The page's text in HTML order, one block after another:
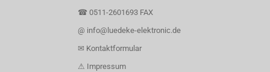
☎ 0511-2601693 FAX
@ info@luedeke-elektronic.de
✉ Kontaktformular
⚠ Impressum